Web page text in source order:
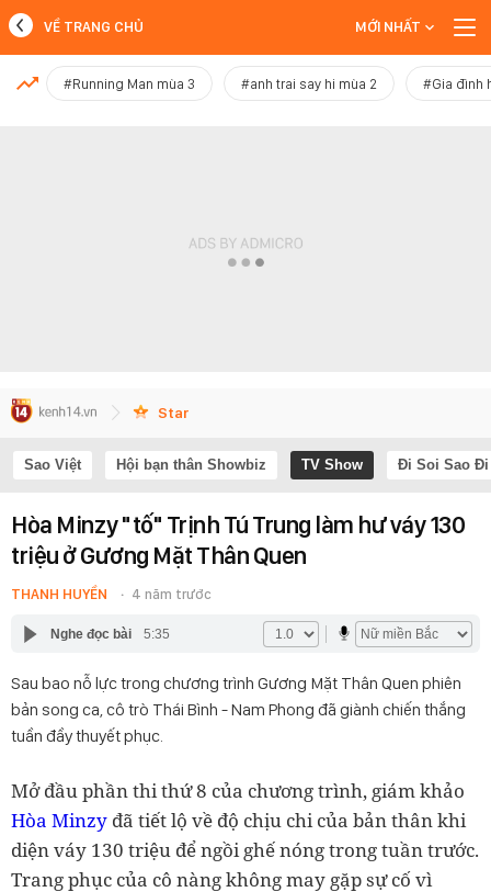
MỚI NHẤT
VỀ TRANG CHỦ MỚI NHẤT
#Running Man mùa 3 #anh trai say hi mùa 2 #Gia đình
Star
Sao Việt Hội bạn thân Showbiz TV Show Đi Soi Sao Đi
Hòa Minzy "tố" Trịnh Tú Trung làm hư váy 130
triệu ở Gương Mặt Thân Quen
THANH HUYỀN 4 năm trước
Nghe đọc bài 5:35
Sau bao nỗ lực trong chương trình Gương Mặt Thân Quen phiên
bản song ca, cô trò Thái Bình - Nam Phong đã giành chiến thắng
tuần đầy thuyết phục.
Mở đầu phần thi thứ 8 của chương trình, giám khảo
Hòa Minzy đã tiết lộ về độ chịu chi của bản thân khi
diện váy 130 triệu để ngồi ghế nóng trong tuần trước.
Trang phục của cô nàng không may gặp sự cố vì